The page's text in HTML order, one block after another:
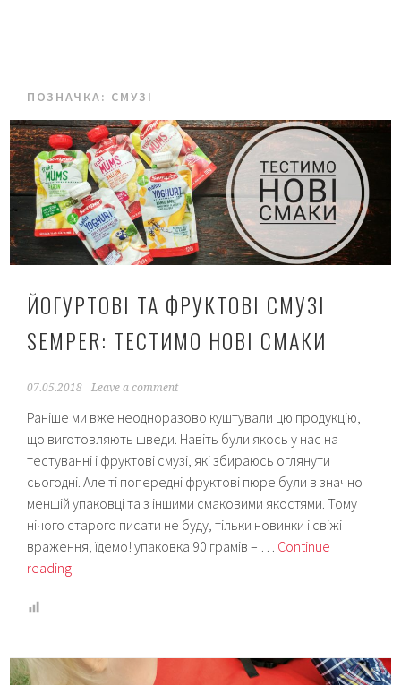
ПОЗНАЧКА: СМУЗІ
ЙОГУРТОВІ ТА ФРУКТОВІ СМУЗІ
SEMPER: ТЕСТИМО НОВІ СМАКИ
07.05.2018 Leave a comment
Раніше ми вже неодноразово куштували цю продукцію,
що виготовляють шведи. Навіть були якось у нас на
тестуванні і фруктові смузі, які збираюсь оглянути
сьогодні. Але ті попередні фруктові пюре були в значно
меншій упаковці та з іншими смаковими якостями. Тому
нічого старого писати не буду, тільки новинки і свіжі
враження, їдемо! упаковка 90 грамів – … Continue
readingЙогуртові
тестимо